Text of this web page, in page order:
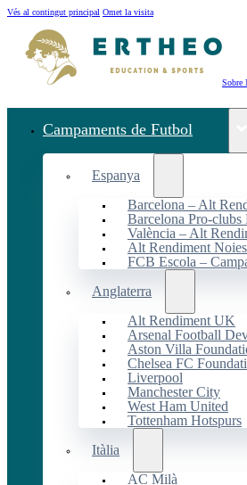
Vés al contingut principal Omet la visita
Sobre
Campaments de Futbol
Espanya
Barcelona – Alt
Barcelona Pro-clubs
València – Alt
Alt Rendiment
FCB Escola –
Anglaterra
Alt Rendiment UK
Arsenal Football
Aston Villa
Chelsea FC
Liverpool
Manchester City
West Ham United
Tottenham Hotspurs
Itàlia
AC Milà